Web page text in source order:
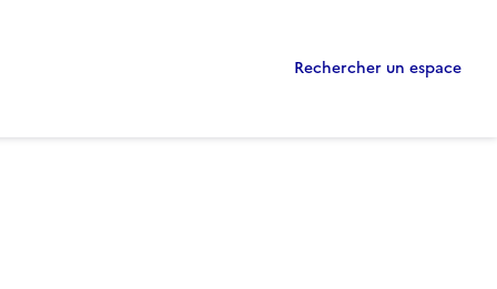
Rechercher un espace